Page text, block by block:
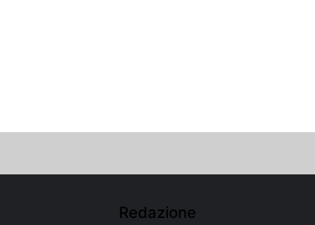
Redazione